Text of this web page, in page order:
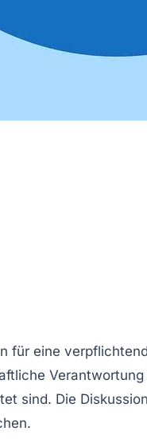
für eine
Verantwortung
sind. Die